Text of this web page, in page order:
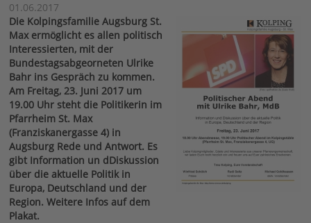
01.06.2017
Die Kolpingsfamilie Augsburg St.
Max ermöglicht es allen politisch
Interessierten, mit der
Bundestagsabgeorneten Ulrike
Bahr ins Gespräch zu kommen.
Am Freitag, 23. Juni 2017 um
19.00 Uhr steht die Politikerin im
Pfarrheim St. Max
(Franziskanergasse 4) in
Augsburg Rede und Antwort. Es
gibt Information un dDiskussion
über die aktuelle Politik in
Europa, Deutschland und der
Region. Weitere Infos auf dem
Plakat.